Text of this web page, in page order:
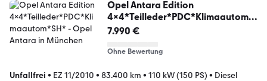
Opel Antara Edition
4x4*Teilleder*PDC*Klimaautom*
SH*
7.990 €
Ohne Bewertung
Unfallfrei • EZ 11/2010 • 83.400 km • 110 kW (150 PS) • Diesel